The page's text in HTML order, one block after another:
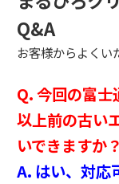
Q&A
お客様からよくい
Q.今回の富士
以上前の古い
いできますか？
A. はい、 対応